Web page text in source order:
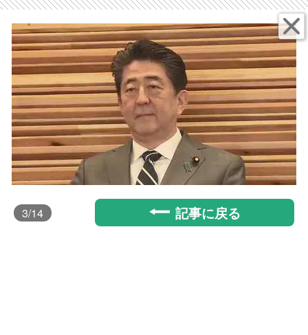
3/14 記事に戻る